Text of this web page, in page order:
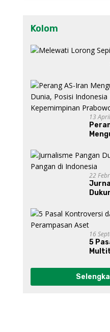
Kolom
13
22
16
5